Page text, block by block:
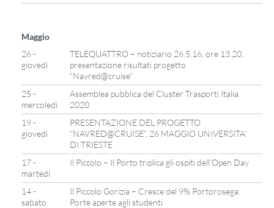
Maggio
26 -
giovedì
TELEQUATTRO – notiziario 26.5.16, ore 13.20,
presentazione risultati progetto
“Navred@cruise”
25 -
mercoledì
Assemblea pubblica del Cluster Trasporti Italia
2020
19 -
giovedì
PRESENTAZIONE DEL PROGETTO
“NAVRED@CRUISE”, 26 MAGGIO UNIVERSITA’
DI TRIESTE
17 -
martedì
Il Piccolo – Il Porto triplica gli ospiti dell’Open Day
14 -
sabato
Il Piccolo Gorizia – Cresce del 9% Portorosega.
Porte aperte agli studenti